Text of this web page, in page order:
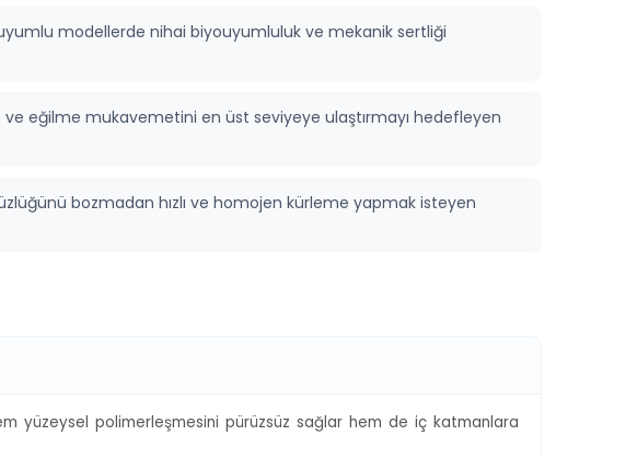
modellerde nihai biyouyumluluk ve mekanik sertliği
eğilme mukavemetini en üst seviyeye ulaştırmayı hedefleyen
bozmadan hızlı ve homojen kürleme yapmak isteyen
yüzeysel polimerleşmesini pürüzsüz sağlar hem de iç katmanlara